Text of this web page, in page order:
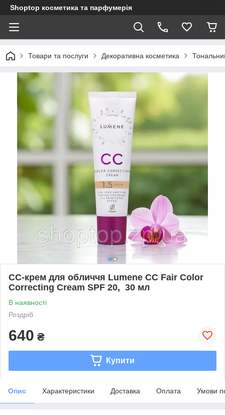
Shoptop косметика та парфумерія
Товари та послуги Декоративна косметика
CC-крем для обличчя Lumene CC Fair Color
Correcting Cream SPF 20, 30 мл
В наявності
Роздріб
640 ₴
Купити
Опис Характеристики Доставка Оплата Умови